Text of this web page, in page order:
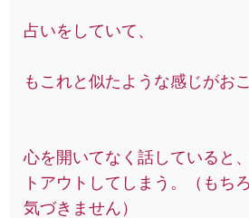
占いをしていて、
もこれと似たような感じがお
心を開いてなく話していると
トアウトしてしまう。（もち
気づきません）